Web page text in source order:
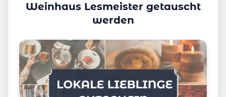
Weinhaus Lesmeister getauscht
werden